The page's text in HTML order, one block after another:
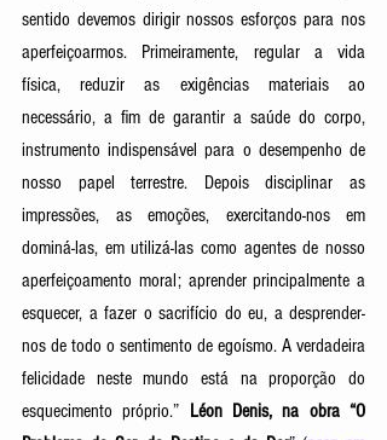
sentido devemos dirigir nossos esforços para nos
aperfeiçoarmos. Primeiramente, regular a vida
física, reduzir as exigências materiais ao
necessário, a fim de garantir a saúde do corpo,
instrumento indispensável para o desempenho de
nosso papel terrestre. Depois disciplinar as
impressões, as emoções, exercitando-nos em
dominá-las, em utilizá-las como agentes de nosso
aperfeiçoamento moral; aprender principalmente a
esquecer, a fazer o sacrifício do eu, a desprender-
nos de todo o sentimento de egoísmo. A verdadeira
felicidade neste mundo está na proporção do
esquecimento próprio.” Léon Denis, na obra “O